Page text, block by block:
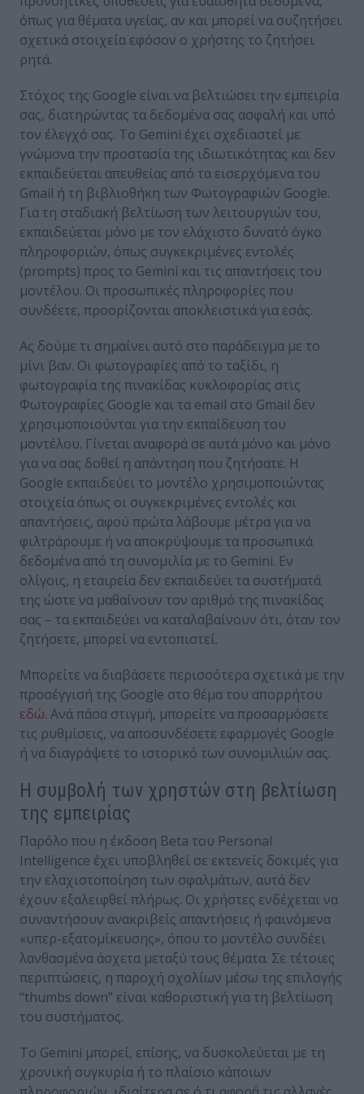
όπως για θέματα υγείας, αν και μπορεί να συζητήσει
σχετικά στοιχεία εφόσον ο χρήστης το ζητήσει
ρητά.
Στόχος της Google είναι να βελτιώσει την εμπειρία
σας, διατηρώντας τα δεδομένα σας ασφαλή και υπό
τον έλεγχό σας. Το Gemini έχει σχεδιαστεί με
γνώμονα την προστασία της ιδιωτικότητας και δεν
εκπαιδεύεται απευθείας από τα εισερχόμενα του
Gmail ή τη βιβλιοθήκη των Φωτογραφιών Google.
Για τη σταδιακή βελτίωση των λειτουργιών του,
εκπαιδεύεται μόνο με τον ελάχιστο δυνατό όγκο
πληροφοριών, όπως συγκεκριμένες εντολές
(prompts) προς το Gemini και τις απαντήσεις του
μοντέλου. Οι προσωπικές πληροφορίες που
συνδέετε, προορίζονται αποκλειστικά για εσάς.
Ας δούμε τι σημαίνει αυτό στο παράδειγμα με το
μίνι βαν. Οι φωτογραφίες από το ταξίδι, η
φωτογραφία της πινακίδας κυκλοφορίας στις
Φωτογραφίες Google και τα email στο Gmail δεν
χρησιμοποιούνται για την εκπαίδευση του
μοντέλου. Γίνεται αναφορά σε αυτά μόνο και μόνο
για να σας δοθεί η απάντηση που ζητήσατε. H
Google εκπαιδεύει το μοντέλο χρησιμοποιώντας
στοιχεία όπως οι συγκεκριμένες εντολές και
απαντήσεις, αφού πρώτα λάβουμε μέτρα για να
φιλτράρουμε ή να αποκρύψουμε τα προσωπικά
δεδομένα από τη συνομιλία με το Gemini. Εν
ολίγοις, η εταιρεία δεν εκπαιδεύει τα συστήματά
της ώστε να μαθαίνουν τον αριθμό της πινακίδας
σας – τα εκπαιδεύει να καταλαβαίνουν ότι, όταν τον
ζητήσετε, μπορεί να εντοπιστεί.
Μπορείτε να διαβάσετε περισσότερα σχετικά με την
προσέγγισή της Google στο θέμα του απορρήτου
εδώ. Ανά πάσα στιγμή, μπορείτε να προσαρμόσετε
τις ρυθμίσεις, να αποσυνδέσετε εφαρμογές Google
ή να διαγράψετε το ιστορικό των συνομιλιών σας.
Η συμβολή των χρηστών στη βελτίωση
της εμπειρίας
Παρόλο που η έκδοση Beta του Personal
Intelligence έχει υποβληθεί σε εκτενείς δοκιμές για
την ελαχιστοποίηση των σφαλμάτων, αυτά δεν
έχουν εξαλειφθεί πλήρως. Οι χρήστες ενδέχεται να
συναντήσουν ανακριβείς απαντήσεις ή φαινόμενα
«υπερ-εξατομίκευσης», όπου το μοντέλο συνδέει
λανθασμένα άσχετα μεταξύ τους θέματα. Σε τέτοιες
περιπτώσεις, η παροχή σχολίων μέσω της επιλογής
“thumbs down” είναι καθοριστική για τη βελτίωση
του συστήματος.
Το Gemini μπορεί, επίσης, να δυσκολεύεται με τη
χρονική συγκυρία ή το πλαίσιο κάποιων